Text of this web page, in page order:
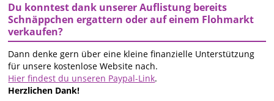
Du konntest dank unserer Auflistung bereits
Schnäppchen ergattern oder auf einem Flohmarkt
verkaufen?
Dann denke gern über eine kleine finanzielle Unterstützung
für unsere kostenlose Website nach.
Hier findest du unseren Paypal-Link.
Herzlichen Dank!